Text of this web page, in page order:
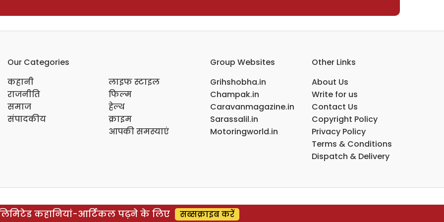
Our Categories
कहानी
राजनीति
समाज
संपादकीय
लाइफ स्टाइल
फिल्म
हेल्थ
क्राइम
आपकी समस्याएं
Group Websites
Grihshobha.in
Champak.in
Caravanmagazine.in
Sarassalil.in
Motoringworld.in
Other Links
About Us
Write for us
Contact Us
Copyright Policy
Privacy Policy
Terms & Conditions
Dispatch & Delivery
कहानियां-आर्टिकल पढ़ने के लिए सब्सक्राइब करें